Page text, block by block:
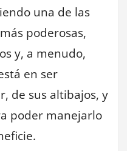
una de las
poderosas,
y, a menudo,
en ser
de sus altibajos, y
poder manejarlo